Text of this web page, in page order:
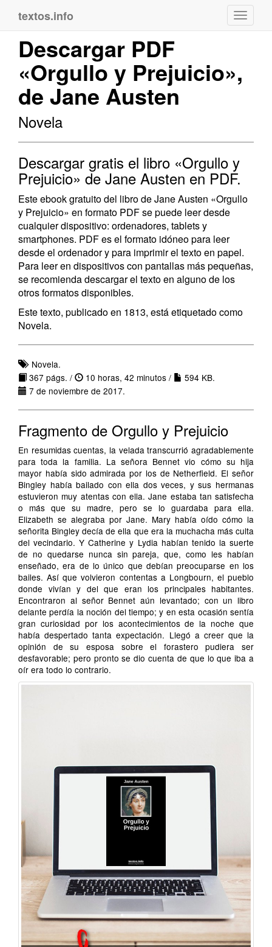
textos.info
Descargar PDF
«Orgullo y Prejuicio»,
de Jane Austen
Novela
Descargar gratis el libro «Orgullo y
Prejuicio» de Jane Austen en PDF.
Este ebook gratuito del libro de Jane Austen «Orgullo
y Prejuicio» en formato PDF se puede leer desde
cualquier dispositivo: ordenadores, tablets y
smartphones. PDF es el formato idóneo para leer
desde el ordenador y para imprimir el texto en papel.
Para leer en dispositivos con pantallas más pequeñas,
se recomienda descargar el texto en alguno de los
otros formatos disponibles.
Este texto, publicado en 1813, está etiquetado como
Novela.
Novela.
367 págs. /
10 horas, 42 minutos /
594 KB.
7 de noviembre de 2017.
Fragmento de Orgullo y Prejuicio
En resumidas cuentas, la velada transcurrió agradablemente
para toda la familia. La señora Bennet vio cómo su hija
mayor había sido admirada por los de Netherfield. El señor
Bingley había bailado con ella dos veces, y sus hermanas
estuvieron muy atentas con ella. Jane estaba tan satisfecha
o más que su madre, pero se lo guardaba para ella.
Elizabeth se alegraba por Jane. Mary había oído cómo la
señorita Bingley decía de ella que era la muchacha más culta
del vecindario. Y Catherine y Lydia habían tenido la suerte
de no quedarse nunca sin pareja, que, como les habían
enseñado, era de lo único que debían preocuparse en los
bailes. Así que volvieron contentas a Longbourn, el pueblo
donde vivían y del que eran los principales habitantes.
Encontraron al señor Bennet aún levantado; con un libro
delante perdía la noción del tiempo; y en esta ocasión sentía
gran curiosidad por los acontecimientos de la noche que
había despertado tanta expectación. Llegó a creer que la
opinión de su esposa sobre el forastero pudiera ser
desfavorable; pero pronto se dio cuenta de que lo que iba a
oír era todo lo contrario.